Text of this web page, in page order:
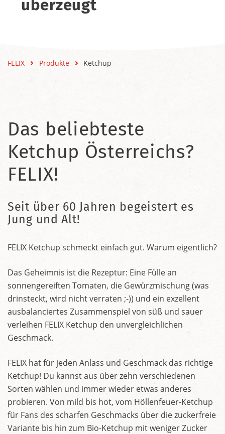
überzeugt
FELIX Produkte Ketchup
Das beliebteste
Ketchup Österreichs?
FELIX!
Seit über 60 Jahren begeistert es
Jung und Alt!
FELIX Ketchup schmeckt einfach gut. Warum eigentlich?
Das Geheimnis ist die Rezeptur: Eine Fülle an
sonnengereiften Tomaten, die Gewürzmischung (was
drinsteckt, wird nicht verraten ;-)) und ein exzellent
ausbalanciertes Zusammenspiel von süß und sauer
verleihen FELIX Ketchup den unvergleichlichen
Geschmack.
FELIX hat für jeden Anlass und Geschmack das richtige
Ketchup! Du kannst aus über zehn verschiedenen
Sorten wählen und immer wieder etwas anderes
probieren. Von mild bis hot, vom Höllenfeuer-Ketchup
für Fans des scharfen Geschmacks über die zuckerfreie
Variante bis hin zum Bio-Ketchup mit weniger Zucker